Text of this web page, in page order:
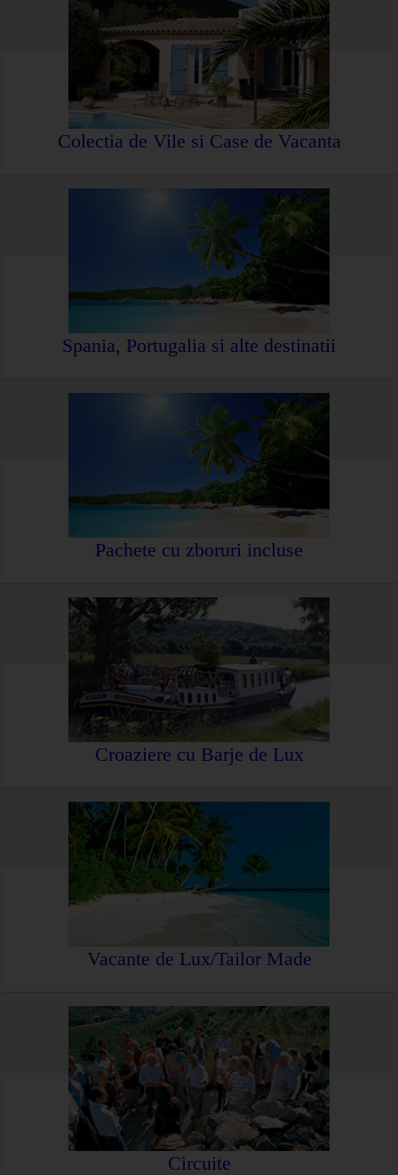
Colectia de Vile si Case de Vacanta
Spania, Portugalia si alte destinatii
Pachete cu zboruri incluse
Croaziere cu Barje de Lux
Vacante de Lux/Tailor Made
Circuite